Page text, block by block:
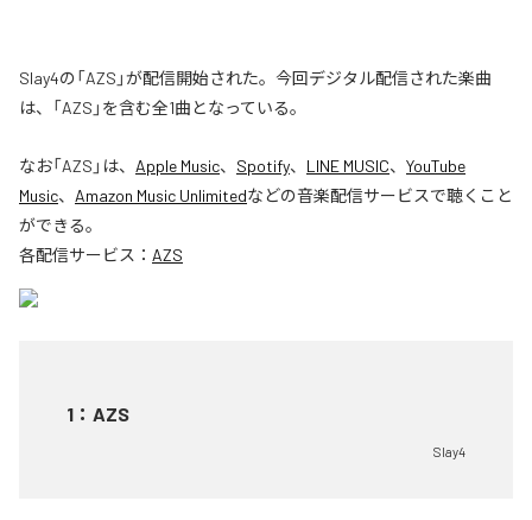
Slay4の「AZS」が配信開始された。今回デジタル配信された楽曲
は、「AZS」を含む全1曲となっている。
なお「AZS 」は、 Apple Music、 Spotify、 LINE MUSIC、 YouTube
Music、 Amazon Music Unlimitedなどの音楽配信サービスで聴くこと
ができる。
各配信サービス： AZS
1 ： AZS
Slay4